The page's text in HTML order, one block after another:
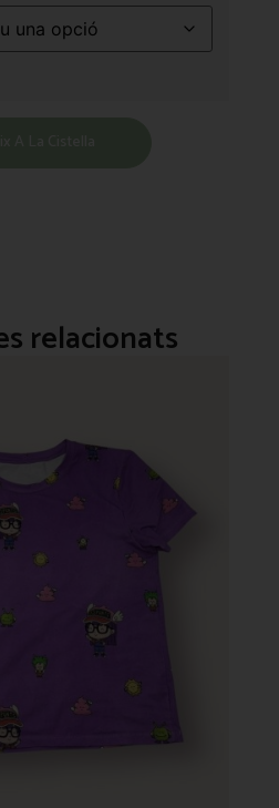
relacionats